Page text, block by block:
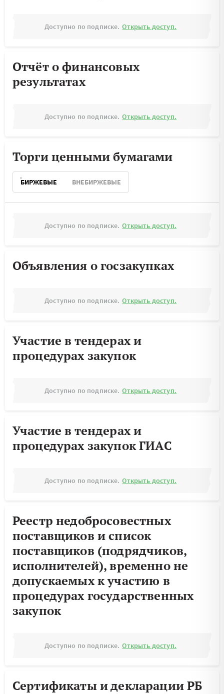
Доступно по подписке. Открыть доступ.
Отчёт о финансовых
результатах
Доступно по подписке. Открыть доступ.
Торги ценными бумагами
БИРЖЕВЫЕ ВНЕБИРЖЕВЫЕ
Доступно по подписке. Открыть доступ.
Объявления о госзакупках
Доступно по подписке. Открыть доступ.
Участие в тендерах и
процедурах закупок
Доступно по подписке. Открыть доступ.
Участие в тендерах и
процедурах закупок ГИАС
Доступно по подписке. Открыть доступ.
Реестр недобросовестных
поставщиков и список
поставщиков (подрядчиков,
исполнителей), временно не
допускаемых к участию в
процедурах государственных
закупок
Доступно по подписке. Открыть доступ.
Сертификаты и декларации РБ